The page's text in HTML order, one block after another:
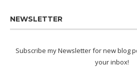
NEWSLETTER
Subscribe my Newsletter for new blog
your inbox!